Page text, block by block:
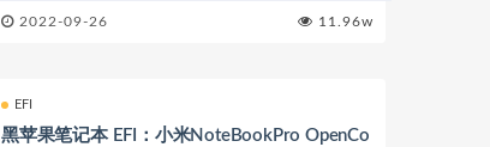
择上，...
2022-09-26 11.96w
EFI
黑苹果笔记本 EFI：小米NoteBookPro OpenCo